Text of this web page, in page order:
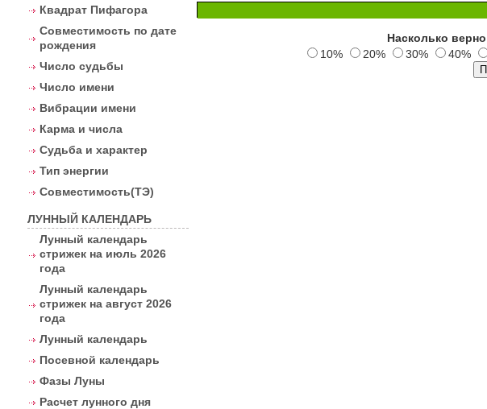
Квадрат Пифагора
Совместимость по дате
рождения
Число судьбы
Число имени
Вибрации имени
Карма и числа
Судьба и характер
Тип энергии
Совместимость(ТЭ)
ЛУННЫЙ КАЛЕНДАРЬ
Лунный календарь
стрижек на июль 2026
года
Лунный календарь
стрижек на август 2026
года
Лунный календарь
Посевной календарь
Фазы Луны
Расчет лунного дня
Насколько
10%
20% 30% 40%